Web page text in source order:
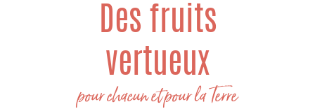
Des fruits
vertueux
pour chacun et pour la Terre